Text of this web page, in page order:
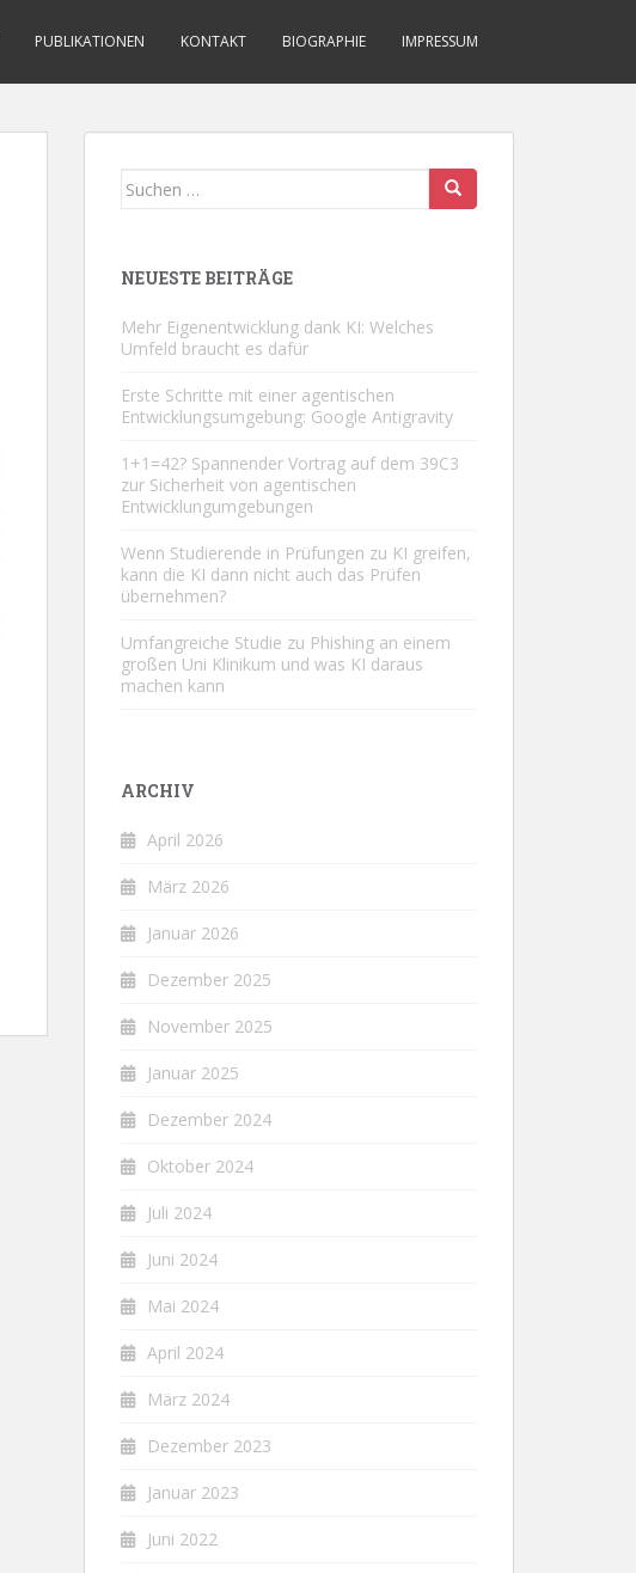
PUBLIKATIONEN KONTAKT BIOGRAPHIE IMPRESSUM
Suchen
NEUESTE BEITRÄGE
Mehr Eigenentwicklung dank KI: Welches
Umfeld braucht es dafür
Erste Schritte mit einer agentischen
Entwicklungsumgebung: Google Antigravity
1+1=42? Spannender Vortrag auf dem 39C3
zur Sicherheit von agentischen
Entwicklungumgebungen
Wenn Studierende in Prüfungen zu KI greifen,
kann die KI dann nicht auch das Prüfen
übernehmen?
Umfangreiche Studie zu Phishing an einem
großen Uni Klinikum und was KI daraus
machen kann
ARCHIV
April 2026
März 2026
Januar 2026
Dezember 2025
November 2025
Januar 2025
Dezember 2024
Oktober 2024
Juli 2024
Juni 2024
Mai 2024
April 2024
März 2024
Dezember 2023
Januar 2023
Juni 2022